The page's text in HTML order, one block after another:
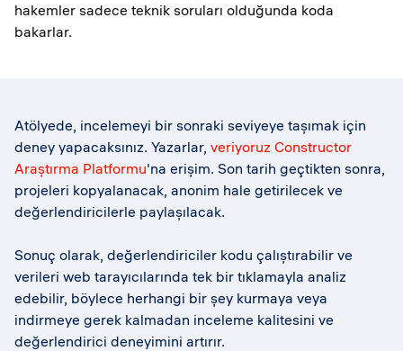
hakemler sadece teknik soruları olduğunda koda
bakarlar.
Atölyede, incelemeyi bir sonraki seviyeye taşımak için
deney yapacaksınız. Yazarlar, veriyoruz Constructor
Araştırma Platformu'na erişim. Son tarih geçtikten sonra,
projeleri kopyalanacak, anonim hale getirilecek ve
değerlendiricilerle paylaşılacak.
Sonuç olarak, değerlendiriciler kodu çalıştırabilir ve
verileri web tarayıcılarında tek bir tıklamayla analiz
edebilir, böylece herhangi bir şey kurmaya veya
indirmeye gerek kalmadan inceleme kalitesini ve
değerlendirici deneyimini artırır.